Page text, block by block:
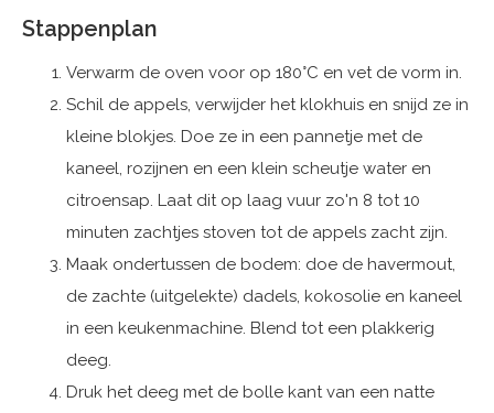
Stappenplan
Verwarm de oven voor op 180°C en vet de vorm in.
Schil de appels, verwijder het klokhuis en snijd ze in
kleine blokjes. Doe ze in een pannetje met de
kaneel, rozijnen en een klein scheutje water en
citroensap. Laat dit op laag vuur zo'n 8 tot 10
minuten zachtjes stoven tot de appels zacht zijn.
Maak ondertussen de bodem: doe de havermout,
de zachte (uitgelekte) dadels, kokosolie en kaneel
in een keukenmachine. Blend tot een plakkerig
deeg.
Druk het deeg met de bolle kant van een natte